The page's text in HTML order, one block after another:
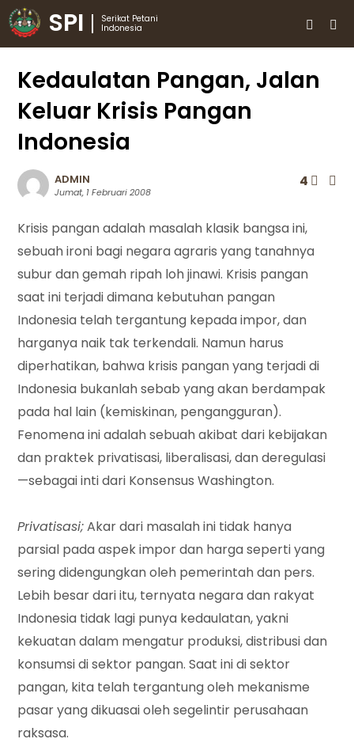
SPI
Serikat Petani
Indonesia
Kedaulatan Pangan, Jalan
Keluar Krisis Pangan
Indonesia
ADMIN
Jumat, 1 Februari 2008
4
Krisis pangan adalah masalah klasik bangsa ini,
sebuah ironi bagi negara agraris yang tanahnya
subur dan gemah ripah loh jinawi. Krisis pangan
saat ini terjadi dimana kebutuhan pangan
Indonesia telah tergantung kepada impor, dan
harganya naik tak terkendali. Namun harus
diperhatikan, bahwa krisis pangan yang terjadi di
Indonesia bukanlah sebab yang akan berdampak
pada hal lain (kemiskinan, pengangguran).
Fenomena ini adalah sebuah akibat dari kebijakan
dan praktek privatisasi, liberalisasi, dan deregulasi
—sebagai inti dari Konsensus Washington.
Privatisasi;Akar dari masalah ini tidak hanya
parsial pada aspek impor dan harga seperti yang
sering didengungkan oleh pemerintah dan pers.
Lebih besar dari itu, ternyata negara dan rakyat
Indonesia tidak lagi punya kedaulatan, yakni
kekuatan dalam mengatur produksi, distribusi dan
konsumsi di sektor pangan. Saat ini di sektor
pangan, kita telah tergantung oleh mekanisme
pasar yang dikuasai oleh segelintir perusahaan
raksasa.